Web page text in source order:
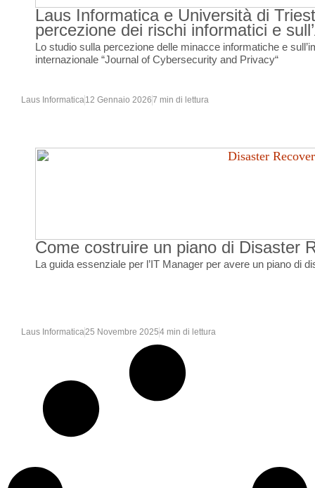
Laus Informatica e Università di
percezione dei rischi informatici e
Lo studio sulla percezione delle minacce informatiche e
internazionale “Journal of Cybersecurity and Privacy“
Laus Informatica12 Gennaio 20267 min di lettura
Come costruire un piano di Disaster
La guida essenziale per l’IT Manager per avere un piano di
Laus Informatica25 Novembre 20254 min di lettura